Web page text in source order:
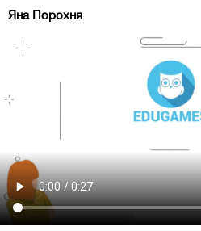
Яна Порохня